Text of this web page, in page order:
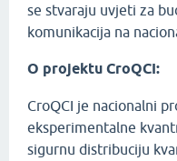
se stvaraju uvjeti za
komunikacija na
O projektu CroQCI:
CroQCI je nacionalni
eksperimentalne
sigurnu distribuciju